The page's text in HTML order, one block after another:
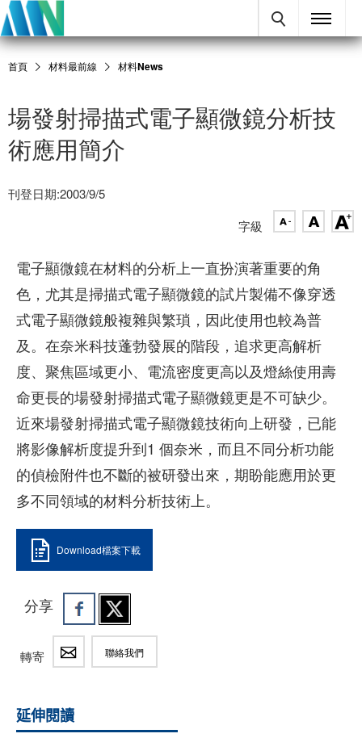
首頁 材料最前線 材料News
場發射掃描式電子顯微鏡分析技
術應用簡介
刊登日期:2003/9/5
字級
電子顯微鏡在材料的分析上一直扮演著重要的角
色，尤其是掃描式電子顯微鏡的試片製備不像穿透
式電子顯微鏡般複雜與繁瑣，因此使用也較為普
及。在奈米科技蓬勃發展的階段，追求更高解析
度、聚焦區域更小、電流密度更高以及燈絲使用壽
命更長的場發射掃描式電子顯微鏡更是不可缺少。
近來場發射掃描式電子顯微鏡技術向上研發，已能
將影像解析度提升到1 個奈米，而且不同分析功能
的偵檢附件也不斷的被研發出來，期盼能應用於更
多不同領域的材料分析技術上。
Download檔案下載
分享
轉寄 聯絡我們
延伸閱讀